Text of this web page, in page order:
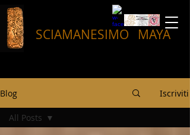
SCIAMANESIMO MAYA
Blog Iscriviti
All Posts